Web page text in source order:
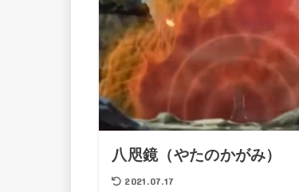
八咫鏡（やたのかがみ）
2021.07.17